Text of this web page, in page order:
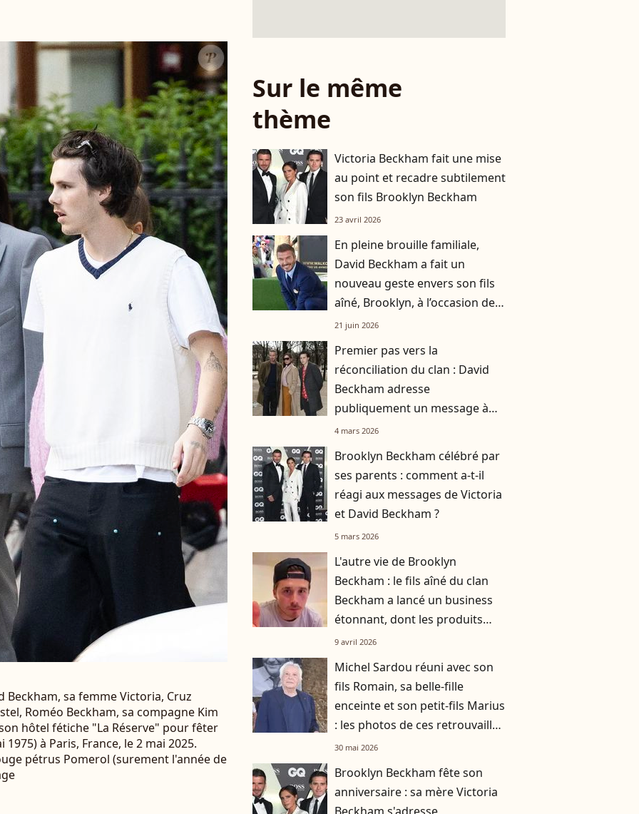
Beckham, sa femme Victoria, Cruz
Roméo Beckham, sa compagne Kim
hôtel fétiche "La Réserve" pour fêter
à Paris, France, le 2 mai 2025.
pétrus Pomerol (surement l'année de
Sur le même
thème
Victoria Beckham fait une mise
au point et recadre subtilement
son fils Brooklyn Beckham
23 avril 2026
En pleine brouille familiale,
David Beckham a fait un
nouveau geste envers son fils
aîné, Brooklyn, à l’occasion de
la Fête des Pères
21 juin 2026
Premier pas vers la
réconciliation du clan : David
Beckham adresse
publiquement un message à
son fils Brooklyn
4 mars 2026
Brooklyn Beckham célébré par
ses parents : comment a-t-il
réagi aux messages de Victoria
et David Beckham ?
5 mars 2026
L'autre vie de Brooklyn
Beckham : le fils aîné du clan
Beckham a lancé un business
étonnant, dont les produits
font partie des plus chers du
9 avril 2026
Michel Sardou réuni avec son
fils Romain, sa belle-fille
enceinte et son petit-fils Marius
: les photos de ces retrouvailles
familiales à Bormes-les-
30 mai 2026
Brooklyn Beckham fête son
anniversaire : sa mère Victoria